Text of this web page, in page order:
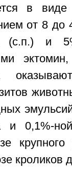
в виде
от 8 до
(с.п.) и
и 0,1%-